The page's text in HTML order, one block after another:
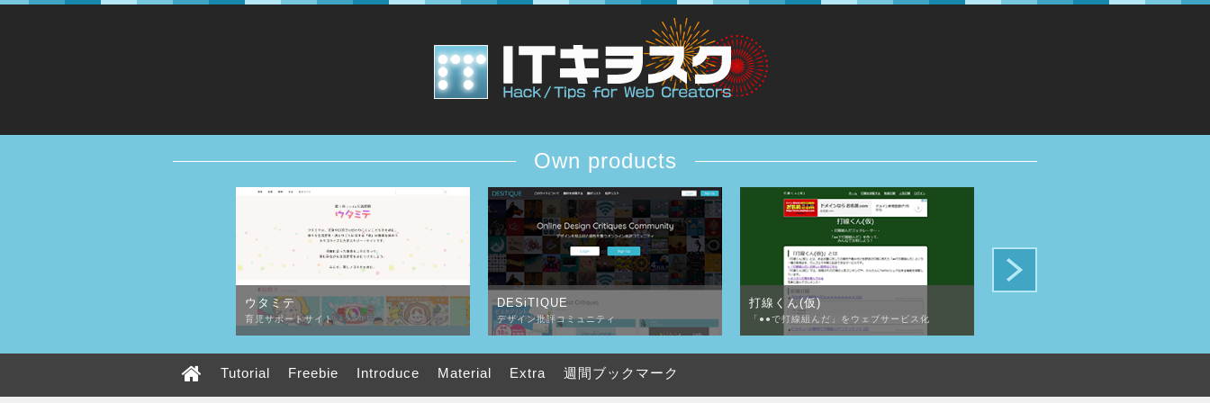
Own products
ウタミテ
育児サポートサイト
DESiTIQUE
デザイン批評コミュニティ
打線くん(仮)
「●●で打線組んだ」をウェブサービス化
Tutorial Freebie Introduce Material Extra 週間ブックマーク